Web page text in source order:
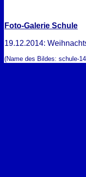
Foto-Galerie Schule
19.12.2014:
(Name des Bildes: schule-